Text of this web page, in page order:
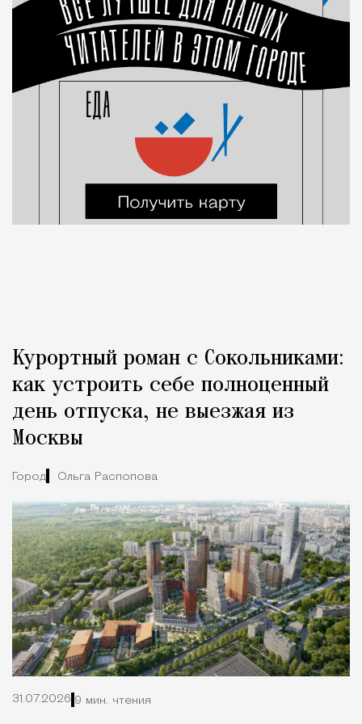
Курортный роман с Сокольниками:
как устроить себе полноценный
день отпуска, не выезжая из
Москвы
Город Ольга Распопова
31.07.2026 9 мин. чтения